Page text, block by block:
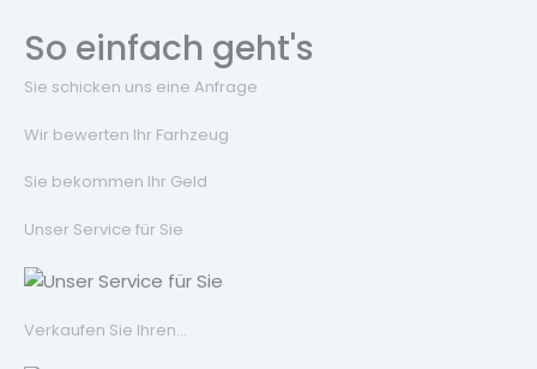
So einfach geht's
Sie schicken uns eine Anfrage
Wir bewerten Ihr Farhzeug
Sie bekommen Ihr Geld
Unser Service für Sie
Verkaufen Sie Ihren...